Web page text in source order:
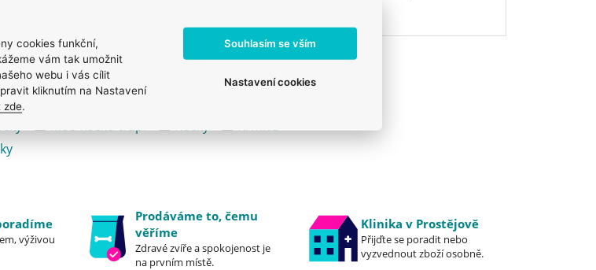
Mou kočku trápí Kočky
Krmiva
výživou
Prodáváme to, čemu
věříme
Zdravé zvíře a spokojenost je
na prvním místě.
Klinika v Prostějově
Přijďte se poradit nebo
vyzvednout zboží osobně.
cookies funkční,
vám tak umožnit
webu i vás cílit
kliknutím na Nastavení
zde.
Souhlasím se vším
Nastavení cookies